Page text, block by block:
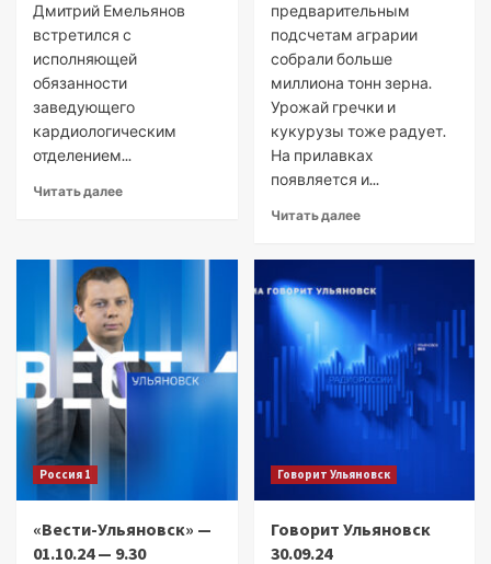
Дмитрий Емельянов
встретился с
исполняющей
обязанности
заведующего
кардиологическим
отделением...
Читать далее
предварительным
подсчетам аграрии
собрали больше
миллиона тонн зерна.
Урожай гречки и
кукурузы тоже радует.
На прилавках
появляется и...
Читать далее
Россия 1
«Вести-Ульяновск» —
01.10.24 — 9.30
Говорит Ульяновск
Говорит Ульяновск
30.09.24